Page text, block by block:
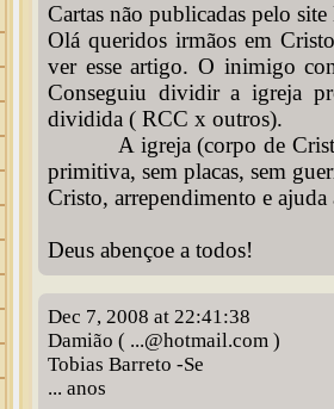
Cartas não publicadas pelo
Olá queridos irmãos em
ver esse artigo. O inimigo
Conseguiu dividir a igreja
dividida ( RCC x outros).
A igreja (corpo de Cristo)
primitiva, sem placas, sem
Cristo, arrependimento e
Deus abençoe a todos!
Dec 7, 2008 at 22:41:38
Damião ( ...@hotmail.com )
Tobias Barreto -Se
... anos